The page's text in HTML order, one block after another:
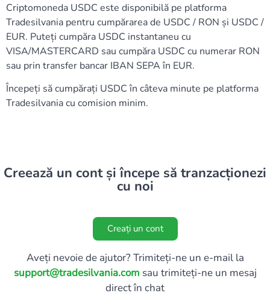
Criptomoneda USDC este disponibilă pe platforma
Tradesilvania pentru cumpărarea de USDC / RON și USDC /
EUR. Puteți cumpăra USDC instantaneu cu
VISA/MASTERCARD sau cumpăra USDC cu numerar RON
sau prin transfer bancar IBAN SEPA în EUR.
Începeți să cumpărați USDC în câteva minute pe platforma
Tradesilvania cu comision minim.
Creează un cont și începe să tranzacționezi
cu noi
Creați un cont
Aveți nevoie de ajutor? Trimiteți-ne un e-mail la
support@tradesilvania.com sau trimiteți-ne un mesaj
direct în chat